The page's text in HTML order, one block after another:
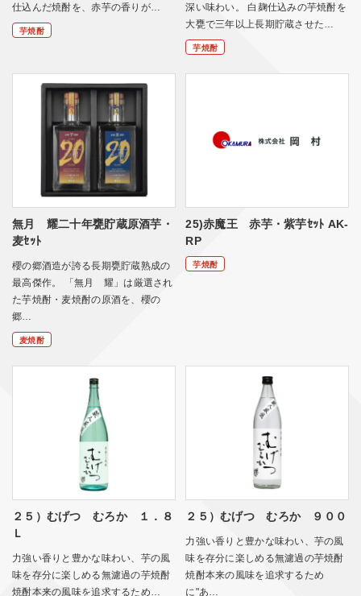
仕込んだ焼酎を、赤芋の香りが…
芋焼酎
深い味わい。 白麹仕込みの芋焼酎を
大甕で三年以上長期貯蔵させた…
芋焼酎
無月 耀二十年甕貯蔵原酒芋・
麦ｾｯﾄ
櫻の郷酒造が誇る長期甕貯蔵熟成の
最高傑作。 「無月 耀」は厳選され
た芋焼酎・麦焼酎の原酒を、櫻の
郷…
麦焼酎
25)赤魔王 赤芋・紫芋ｾｯﾄ AK-
RP
芋焼酎
２５）むげつ むろか １．８
Ｌ
力強い香りと豊かな味わい、芋の風
味を存分に楽しめる無濾過の芋焼酎
焼酎本来の風味を追求するため…
２５）むげつ むろか ９００
力強い香りと豊かな味わい、芋の風
味を存分に楽しめる無濾過の芋焼酎
焼酎本来の風味を追求するため
に"あ…